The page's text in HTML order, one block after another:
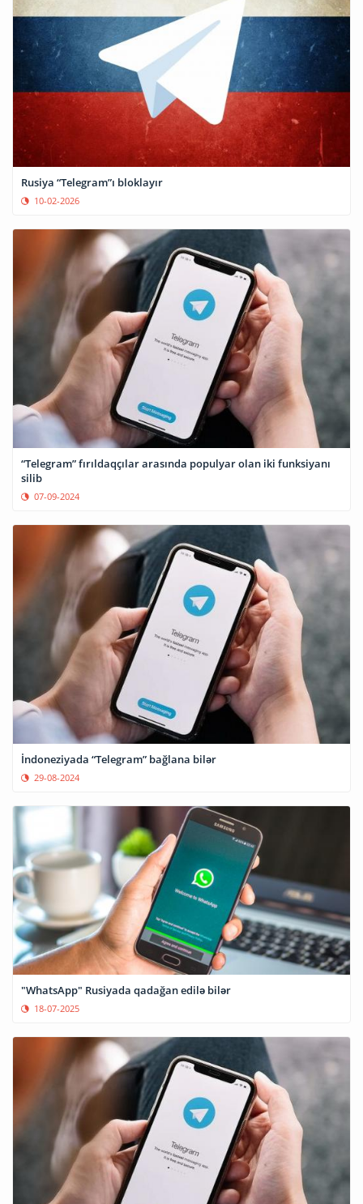
Rusiya “Telegram”ı bloklayır
10-02-2026
“Telegram” fırıldaqçılar arasında populyar olan iki funksiyanı
silib
07-09-2024
İndoneziyada “Telegram” bağlana bilər
29-08-2024
"WhatsApp" Rusiyada qadağan edilə bilər
18-07-2025